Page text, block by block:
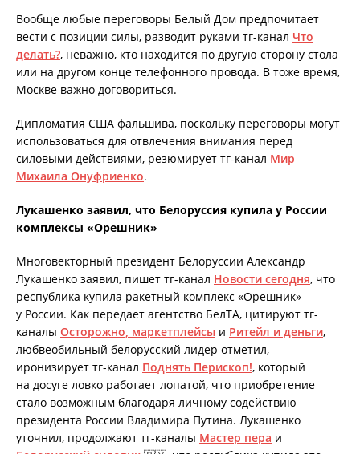
Вообще любые переговоры Белый Дом предпочитает
вести с позиции силы, разводит руками тг-канал Что
делать?, неважно, кто находится по другую сторону стола
или на другом конце телефонного провода. В тоже время,
Москве важно договориться.
Дипломатия США фальшива, поскольку переговоры могут
использоваться для отвлечения внимания перед
силовыми действиями, резюмирует тг-канал Мир
Михаила Онуфриенко.
Лукашенко заявил, что Белоруссия купила у России
комплексы «Орешник»
Многовекторный президент Белоруссии Александр
Лукашенко заявил, пишет тг-канал Новости сегодня, что
республика купила ракетный комплекс «Орешник»
у России. Как передает агентство БелТА, цитируют тг-
каналы Осторожно, маркетплейсы и Ритейл и деньги,
любвеобильный белорусский лидер отметил,
иронизирует тг-канал Поднять Перископ!, который
на досуге ловко работает лопатой, что приобретение
стало возможным благодаря личному содействию
президента России Владимира Путина. Лукашенко
уточнил, продолжают тг-каналы Мастер пера и